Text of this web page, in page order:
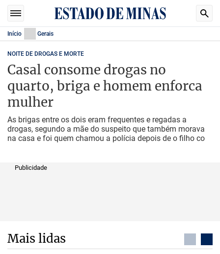
Início Gerais
NOITE DE DROGAS E MORTE
Casal consome drogas no
quarto, briga e homem enforca
mulher
As brigas entre os dois eram frequentes e regadas a
drogas, segundo a mãe do suspeito que também morava
na casa e foi quem chamou a polícia depois de o filho co
Publicidade
Mais lidas